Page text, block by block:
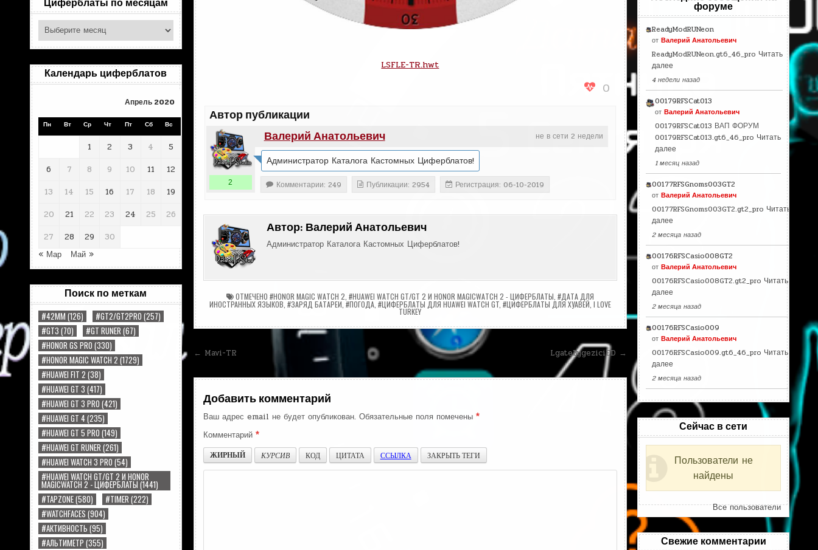
Циферблаты по месяцам
Циферблаты
месяцам
Календарь циферблатов
Апрель 2020
Пн Вт Ср Чт Пт Сб Вс
1 2 3 4
5
6
7 8 9 10 11
12
13
14 15 16 17 18
19
20
21 22 23 24 25
26
27
28 29
30
« Мар
Май »
Поиск по меткам
#42MM (126) #GT2/GT2PRO (257)
#GT3 (70) #GT RUNER (67)
#HONOR GS PRO (330)
#HONOR MAGIC WATCH 2 (1729)
#HUAWEI FIT 2 (38)
#HUAWEI GT 3 (417)
#HUAWEI GT 3 PRO (421)
#HUAWEI GT 4(235)
#HUAWEI GT 5 PRO (149)
#HUAWEI GT RUNER (261)
#HUAWEI WATCH 3 PRO (54)
#HUAWEI WATCH GT/GT 2 И HONOR
MAGICWATCH 2 - ЦИФЕРБЛАТЫ(1441)
#TAPZONE(580) #TIMER (222)
#WATCHFACES (904)
#АКТИВНОСТЬ (95)
#АЛЬТИМЕТР (355)
LSFLE-TR.hwt
0
Автор публикации
не в сети 2 недели
Валерий Анатольевич
2
Администратор Каталога Кастомных Циферблатов!
Комментарии: 249 Публикации: 2954 Регистрация: 06-10-2019
Автор: Валерий Анатольевич
Администратор Каталога Кастомных Циферблатов!
ОТМЕЧЕНО #HONOR MAGIC WATCH 2, #HUAWEI WATCH GT/GT 2 И HONOR MAGICWATCH 2 - ЦИФЕРБЛАТЫ, #ДАТА ДЛЯ
ИНОСТРАННЫХ ЯЗЫКОВ, #ЗАРЯД БАТАРЕИ, #ПОГОДА, #ЦИФЕРБЛАТЫ ДЛЯ HUAWEI WATCH GT, #ЦИФЕРБЛАТЫ ДЛЯ ХУАВЕЙ, I LOVE
TURKEY
Навигация
по
записям
LgateBygeziciED →
← Mavi-TR
Добавить комментарий
Ваш адрес email не будет опубликован. Обязательные поля помечены *
Комментарий *
ЖИРНЫЙ
КУРСИВ КОД ЦИТАТА ССЫЛКА ЗАКРЫТЬ ТЕГИ
форуме
ReadyModRUNeon
от Валерий Анатольевич
ReadyModRUNeon.gt6_46_pro Читать
далее
4 недели назад
00179RFSCat013
от Валерий Анатольевич
00179RFSCat013 ВАП ФОРУМ
00179RFSCat013.gt6_46_pro Читать
далее
1 месяц назад
00177RFSGnoms003GT2
от Валерий Анатольевич
00177RFSGnoms003GT2.gt2_pro Читать
далее
2 месяца назад
00176RFSCasio008GT2
от Валерий Анатольевич
00176RFSCasio008GT2.gt2_pro Читать
далее
2 месяца назад
00176RFSCasio009
от Валерий Анатольевич
00176RFSCasio009.gt6_46_pro Читать
далее
2 месяца назад
Сейчас в сети
Пользователи не
найдены
Все пользователи
Свежие комментарии